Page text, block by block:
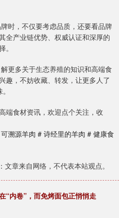
时，不仅要考虑品质，还要看品牌
全产业链优势、权威认证和深厚的
。
更多关于生态养殖的知识和高端食
趣，不妨收藏、转发，让更多人了
端食材资讯，欢迎点个关注，收
溯源羊肉 # 诗经里的羊肉 # 健康食
文章来自网络，不代表本站观点。
“内卷”，而免烤面包正悄悄走